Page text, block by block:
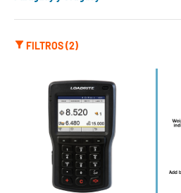
FILTROS (2)